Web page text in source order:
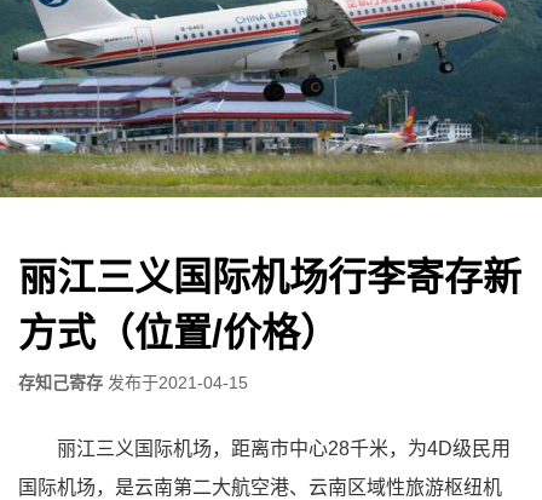
丽江三义国际机场行李寄存新
方式（位置/价格）
存知己寄存 发布于2021-04-15
丽江三义国际机场，距离市中心28千米，为4D级民用
国际机场，是云南第二大航空港、云南区域性旅游枢纽机